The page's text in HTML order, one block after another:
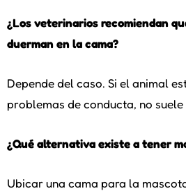
¿Los veterinarios recomiendan
duerman en la cama?
Depende del caso. Si el animal
problemas de conducta, no suele
¿Qué alternativa existe a tener
Ubicar una cama para la